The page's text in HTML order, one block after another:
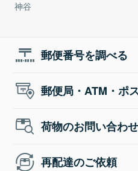
神谷
郵便番号を調べる
郵便局・ATM・ポ
荷物のお問い合わせ
再配達のご依頼